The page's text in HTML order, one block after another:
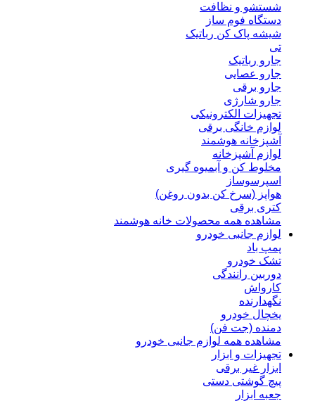
شستشو و نظافت
دستگاه فوم ساز
شیشه پاک کن رباتیک
تی
جارو رباتیک
جارو عصایی
جارو برقی
جارو شارژی
تجهیزات الکترونیکی
لوازم خانگی برقی
آشپزخانه هوشمند
لوازم آشپزخانه
مخلوط کن و آبمیوه گیری
اسپرسوساز
هواپز (سرخ کن بدون روغن)
کتری برقی
مشاهده همه محصولات خانه هوشمند
لوازم جانبی خودرو
پمپ باد
تشک خودرو
دوربین رانندگی
کارواش
نگهدارنده
یخچال خودرو
دمنده (جت فن)
مشاهده همه لوازم جانبی خودرو
تجهیزات و ابزار
ابزار غیر برقی
پیچ گوشتی دستی
جعبه ابزار